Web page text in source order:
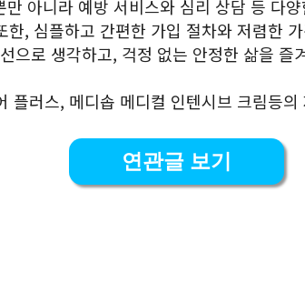
아니라 예방 서비스와 심리 상담 등 다
, 심플하고 간편한 가입 절차와 저렴한
으로 생각하고, 걱정 없는 안정한 삶을 즐
플러스, 메디솝 메디컬 인텐시브 크림등
연관글 보기